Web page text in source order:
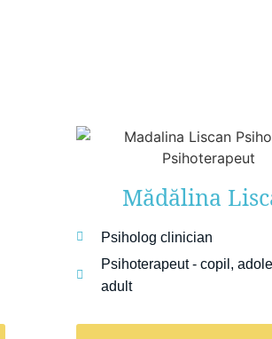
Mădălina
Psiholog clinician
Psihoterapeut - copil,
adult